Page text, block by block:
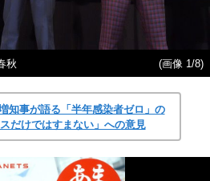
秋 (画像 1/8)
知事が語る「半年感染者ゼロ」の
だけではすまない」への意見